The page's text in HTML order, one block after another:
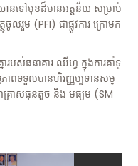
នទៅមុខដ៏មានអត្តន័យ សម្រាប់
ចូលរួម (PFI) ជាផ្លូវការ ក្រោមក
គ្នារបស់ធនាគារ ឈីហ្វ ក្នុងការគាំទ្
ធភាពទទួលបានហិរញ្ញប្បទានសម្
គ្រាសធុនតូច និង មធ្យម (SM